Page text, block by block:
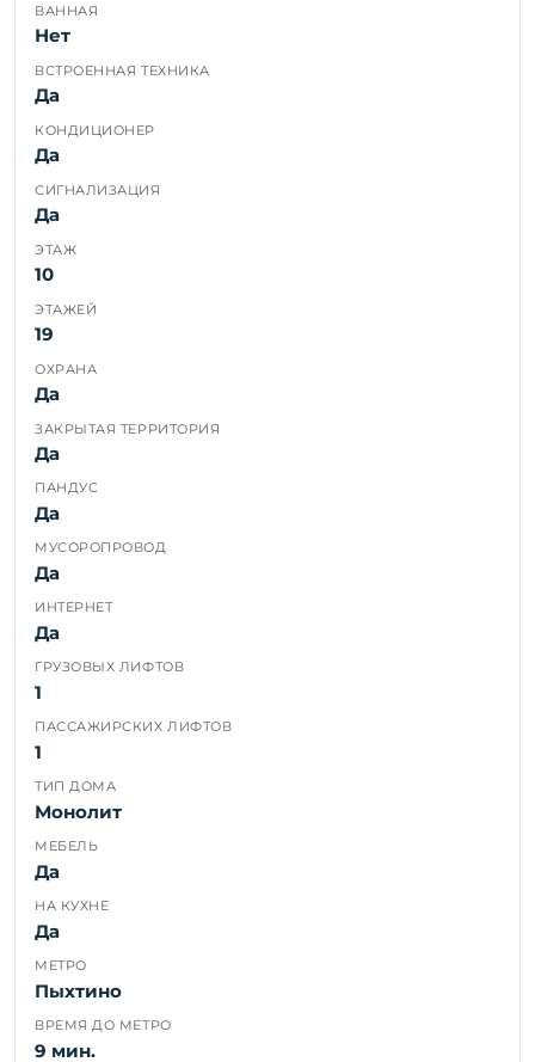
ВАННАЯ
Нет
ВСТРОЕННАЯ ТЕХНИКА
Да
КОНДИЦИОНЕР
Да
СИГНАЛИЗАЦИЯ
Да
ЭТАЖ
10
ЭТАЖЕЙ
19
ОХРАНА
Да
ЗАКРЫТАЯ ТЕРРИТОРИЯ
Да
ПАНДУС
Да
МУСОРОПРОВОД
Да
ИНТЕРНЕТ
Да
ГРУЗОВЫХ ЛИФТОВ
1
ПАССАЖИРСКИХ ЛИФТОВ
1
ТИП ДОМА
Монолит
МЕБЕЛЬ
Да
НА КУХНЕ
Да
МЕТРО
Пыхтино
ВРЕМЯ ДО МЕТРО
9 мин.